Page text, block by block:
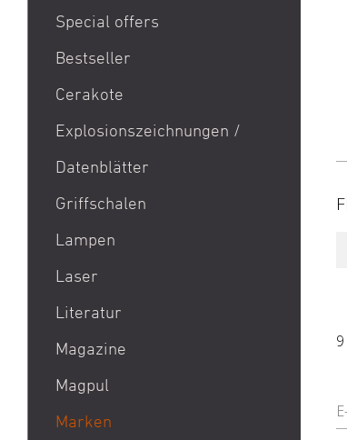
Special offers
Bestseller
1911
Aktion Bester Preis
AR 15
B&T Print-X
CZ 75 / CZ TS
Eotech EXPS3 / Eotech
EXPS2
Glock 48 / Glock 43X
Heckler & Koch MP5 /
Heckler & Koch SP5
Cerakote
Explosionszeichnungen /
Datenblätter
Griffschalen
Lampen
Laser
Literatur
Magazine
Magpul
Marken